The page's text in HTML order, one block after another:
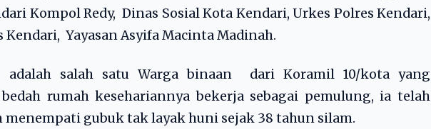
Kompol Redy, Dinas Sosial Kota Kendari, Urkes Polres Kendari,
Kendari, Yayasan Asyifa Macinta Madinah.
salah satu Warga binaan dari Koramil 10/kota yang
rumah kesehariannya bekerja sebagai pemulung, ia telah
menempati gubuk tak layak huni sejak 38 tahun silam.